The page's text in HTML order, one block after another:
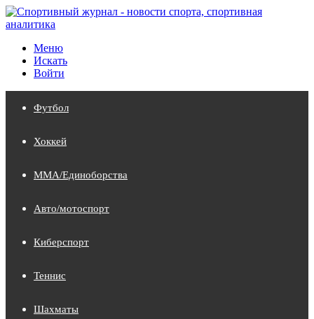
Меню
Искать
Войти
Футбол
Хоккей
MMA/Единоборства
Авто/мотоспорт
Киберспорт
Теннис
Шахматы